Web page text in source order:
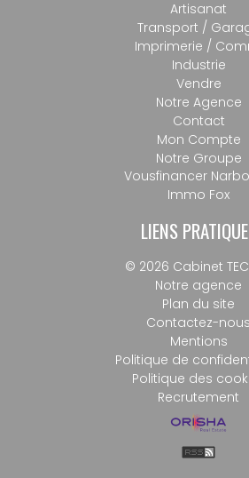
Artisanat
Transport /
Imprimerie /
Industrie
Vendre
Notre Agence
Contact
Mon Compte
Notre Groupe
Vousfinancer
Immo Fox
LIENS
© 2026 Cabinet
Notre agence
Plan du site
Contactez-nous
Mentions
Politique de
Politique des
Recrutement